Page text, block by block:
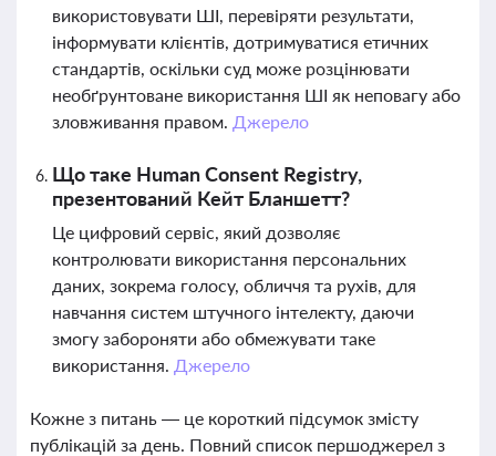
використовувати ШІ, перевіряти результати,
інформувати клієнтів, дотримуватися етичних
стандартів, оскільки суд може розцінювати
необґрунтоване використання ШІ як неповагу або
зловживання правом. Джерело
Що таке Human Consent Registry,
презентований Кейт Бланшетт?
Це цифровий сервіс, який дозволяє
контролювати використання персональних
даних, зокрема голосу, обличчя та рухів, для
навчання систем штучного інтелекту, даючи
змогу забороняти або обмежувати таке
використання. Джерело
Кожне з питань — це короткий підсумок змісту
публікацій за день. Повний список першоджерел з